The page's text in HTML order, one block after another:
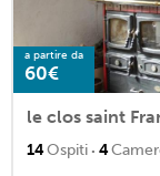
a partire da
60€
le clos saint
14Ospiti · 4